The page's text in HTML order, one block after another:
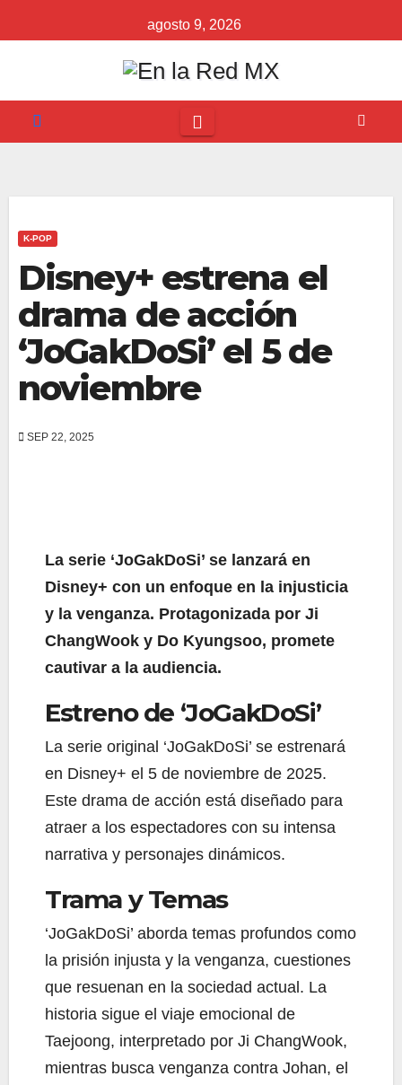
al
agosto 9, 2026
K-POP
Disney+ estrena el
drama de acción
‘JoGakDoSi’ el 5 de
noviembre
SEP 22, 2025
La serie ‘JoGakDoSi’ se lanzará en
Disney+ con un enfoque en la injusticia
y la venganza. Protagonizada por Ji
ChangWook y Do Kyungsoo, promete
cautivar a la audiencia.
Estreno de ‘JoGakDoSi’
La serie original ‘JoGakDoSi’ se estrenará
en Disney+ el 5 de noviembre de 2025.
Este drama de acción está diseñado para
atraer a los espectadores con su intensa
narrativa y personajes dinámicos.
Trama y Temas
‘JoGakDoSi’ aborda temas profundos como
la prisión injusta y la venganza, cuestiones
que resuenan en la sociedad actual. La
historia sigue el viaje emocional de
Taejoong, interpretado por Ji ChangWook,
mientras busca venganza contra Johan, el